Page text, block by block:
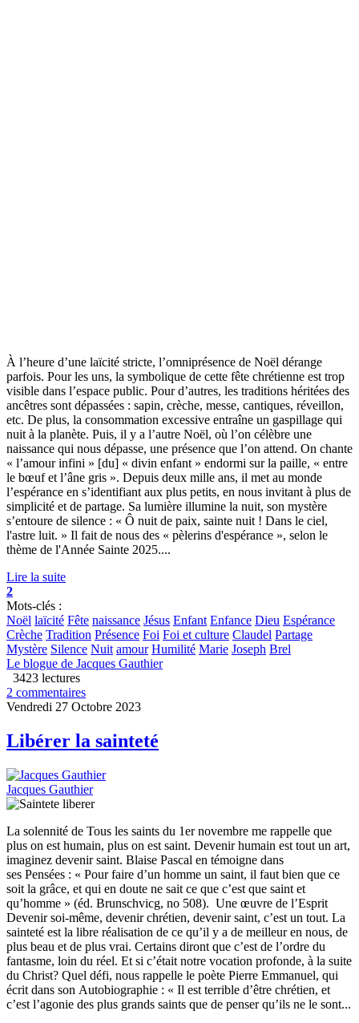
À l’heure d’une laïcité stricte, l’omniprésence de Noël dérange
parfois. Pour les uns, la symbolique de cette fête chrétienne est trop
visible dans l’espace public. Pour d’autres, les traditions héritées des
ancêtres sont dépassées : sapin, crèche, messe, cantiques, réveillon,
etc. De plus, la consommation excessive entraîne un gaspillage qui
nuit à la planète. Puis, il y a l’autre Noël, où l’on célèbre une
naissance qui nous dépasse, une présence que l’on attend. On chante
« l’amour infini » [du] « divin enfant » endormi sur la paille, « entre
le bœuf et l’âne gris ». Depuis deux mille ans, il met au monde
l’espérance en s’identifiant aux plus petits, en nous invitant à plus de
simplicité et de partage. Sa lumière illumine la nuit, son mystère
s’entoure de silence : « Ô nuit de paix, sainte nuit ! Dans le ciel,
l'astre luit. » Il fait de nous des « pèlerins d'espérance », selon le
thème de l'Année Sainte 2025....
Lire la suite
2
Mots-clés :
Noël laïcité Fête naissance Jésus Enfant Enfance Dieu Espérance
Crèche Tradition Présence Foi Foi et culture Claudel Partage
Mystère Silence Nuit amour Humilité Marie Joseph Brel
Le blogue de Jacques Gauthier
3423 lectures
2 commentaires
Vendredi 27 Octobre 2023
Libérer la sainteté
Jacques Gauthier
La solennité de Tous les saints du 1er novembre me rappelle que
plus on est humain, plus on est saint. Devenir humain est tout un art,
imaginez devenir saint. Blaise Pascal en témoigne dans
ses Pensées : « Pour faire d’un homme un saint, il faut bien que ce
soit la grâce, et qui en doute ne sait ce que c’est que saint et
qu’homme » (éd. Brunschvicg, no 508). Une œuvre de l’Esprit
Devenir soi-même, devenir chrétien, devenir saint, c’est un tout. La
sainteté est la libre réalisation de ce qu’il y a de meilleur en nous, de
plus beau et de plus vrai. Certains diront que c’est de l’ordre du
fantasme, loin du réel. Et si c’était notre vocation profonde, à la suite
du Christ? Quel défi, nous rappelle le poète Pierre Emmanuel, qui
écrit dans son Autobiographie : « Il est terrible d’être chrétien, et
c’est l’agonie des plus grands saints que de penser qu’ils ne le sont...